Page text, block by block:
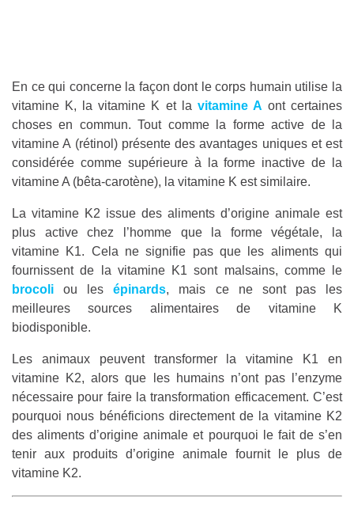
En ce qui concerne la façon dont le corps humain utilise la
vitamine K, la vitamine K et la vitamine A ont certaines
choses en commun. Tout comme la forme active de la
vitamine A (rétinol) présente des avantages uniques et est
considérée comme supérieure à la forme inactive de la
vitamine A (bêta-carotène), la vitamine K est similaire.
La vitamine K2 issue des aliments d’origine animale est
plus active chez l’homme que la forme végétale, la
vitamine K1. Cela ne signifie pas que les aliments qui
fournissent de la vitamine K1 sont malsains, comme le
brocoli ou lesépinards, mais ce ne sont pas les
meilleures sources alimentaires de vitamine K
biodisponible.
Les animaux peuvent transformer la vitamine K1 en
vitamine K2, alors que les humains n’ont pas l’enzyme
nécessaire pour faire la transformation efficacement. C’est
pourquoi nous bénéficions directement de la vitamine K2
des aliments d’origine animale et pourquoi le fait de s’en
tenir aux produits d’origine animale fournit le plus de
vitamine K2.